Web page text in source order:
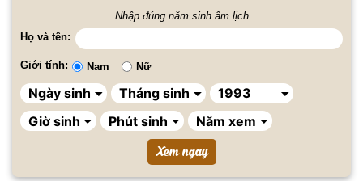
Nhập đúng năm sinh âm lịch
Họ và tên:
Giới tính: Nam Nữ